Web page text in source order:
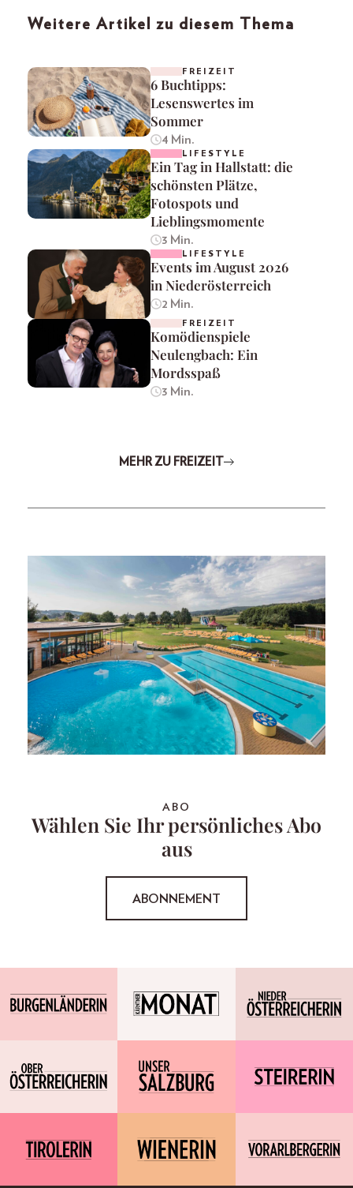
Weitere Artikel zu diesem Thema
FREIZEIT
6 Buchtipps:
Lesenswertes im
Sommer
4 Min.
LIFESTYLE
Ein Tag in Hallstatt: die
schönsten Plätze,
Fotospots und
Lieblingsmomente
3 Min.
LIFESTYLE
Events im August 2026
in Niederösterreich
2 Min.
FREIZEIT
Komödienspiele
Neulengbach: Ein
Mordsspaß
3 Min.
MEHR ZU FREIZEIT
ABO
Wählen Sie Ihr persönliches Abo
aus
ABONNEMENT